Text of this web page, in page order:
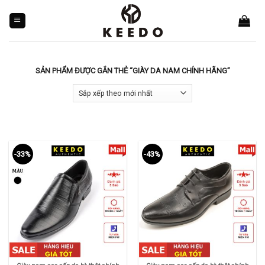
content
SẢN PHẨM ĐƯỢC GẮN THẺ “GIÀY DA NAM CHÍNH HÃNG”
-33% -43%